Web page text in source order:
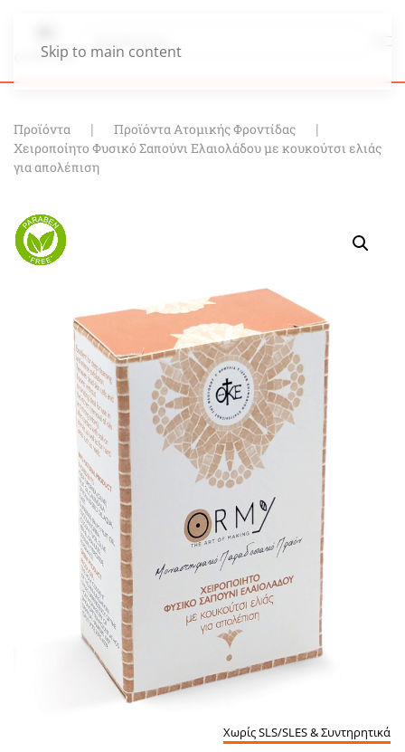
Skip to main content
Προϊόντα
Προϊόντα Ατομικής Φροντίδας
Χειροποίητο Φυσικό Σαπούνι Ελαιολάδου με κουκούτσι ελιάς
για απολέπιση
Χωρίς SLS/SLES & Συντηρητικά